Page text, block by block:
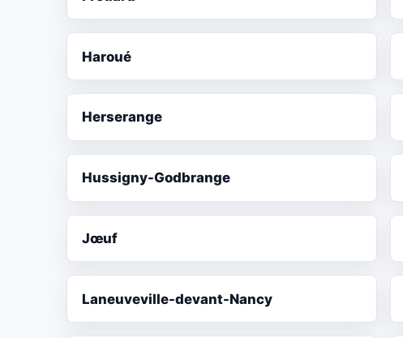
Haroué
Herserange
Hussigny-Godbrange
Jœuf
Laneuveville-devant-Nancy